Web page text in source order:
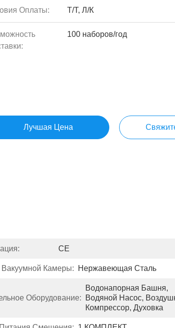
Оплаты: Т/Т, Л/К
100 наборов/год
Лучшая Цена
CE
Вакуумной Камеры: Нержавеющая Сталь
Оборудование:
Водонапорная Башня,
Водяной Насос,
Компрессор, Духовка